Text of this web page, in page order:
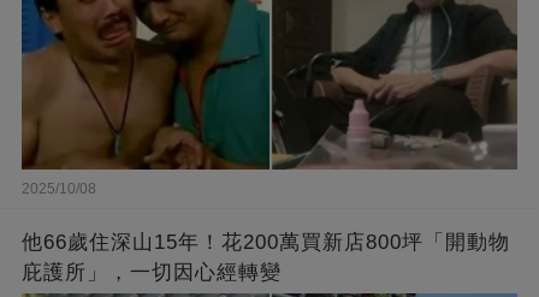
2025/10/08
他66歲住深山15年！花200萬買新店800坪「開動物
庇護所」，一切因心經轉變